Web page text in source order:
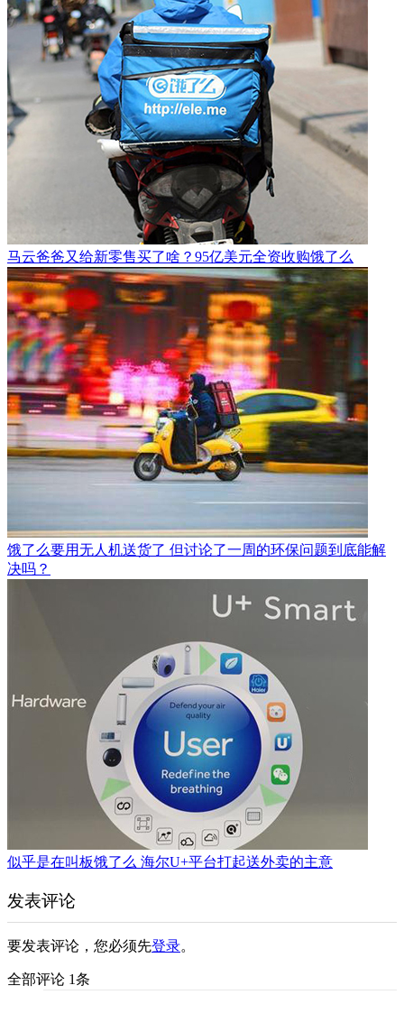
马云爸爸又给新零售买了啥？95亿美元全资收购饿了么
饿了么要用无人机送货了 但讨论了一周的环保问题到底能解
决吗？
似乎是在叫板饿了么 海尔U+平台打起送外卖的主意
发表评论
要发表评论，您必须先登录。
全部评论 1条